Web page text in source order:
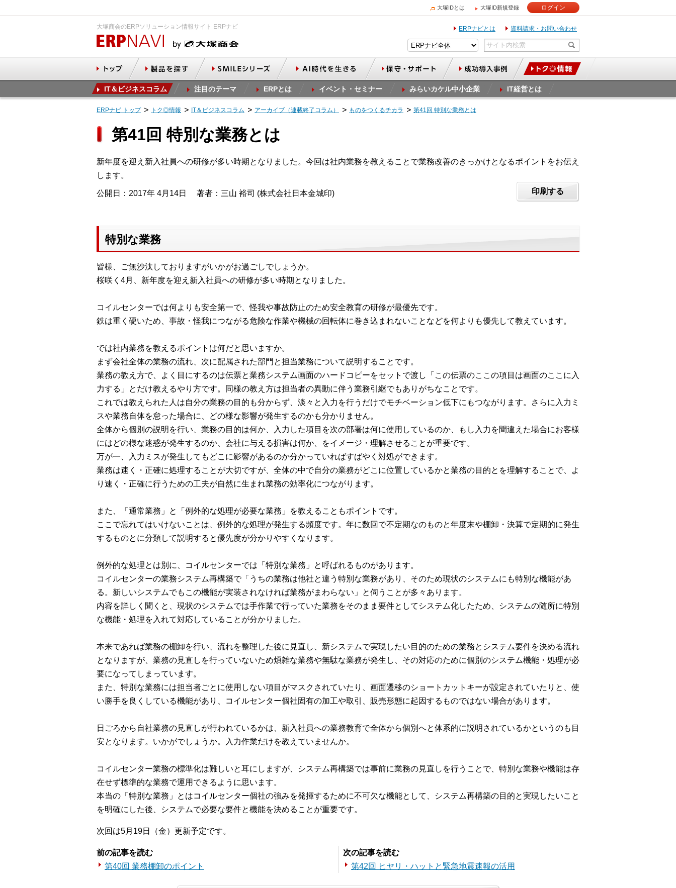
大塚IDとは 大塚ID新規登録 ログイン
大塚商会のERPソリューション情報サイト ERPナビ ERPナビとは 資料請求・お問い合わせ
IT＆ビジネスコラム 注目のテーマ ERPとは イベント・セミナー みらいカケル中小企業 IT経営とは
ERPナビ トップ トク◎情報 IT＆ビジネスコラム アーカイブ（連載終了コラム） ものをつくるチカラ 第41回 特別な業務とは
第41回 特別な業務とは
新年度を迎え新入社員への研修が多い時期となりました。今回は社内業務を教えることで業務改善のきっかけとなるポイントをお伝え
します。
公開日：2017年 4月14日 著者：三山 裕司 (株式会社日本金城印) 印刷する
特別な業務
皆様、ご無沙汰しておりますがいかがお過ごしでしょうか。
桜咲く4月、新年度を迎え新入社員への研修が多い時期となりました。
コイルセンターでは何よりも安全第一で、怪我や事故防止のため安全教育の研修が最優先です。
鉄は重く硬いため、事故・怪我につながる危険な作業や機械の回転体に巻き込まれないことなどを何よりも優先して教えています。
では社内業務を教えるポイントは何だと思いますか。
まず会社全体の業務の流れ、次に配属された部門と担当業務について説明することです。
業務の教え方で、よく目にするのは伝票と業務システム画面のハードコピーをセットで渡し「この伝票のここの項目は画面のここに入
力する」とだけ教えるやり方です。同様の教え方は担当者の異動に伴う業務引継でもありがちなことです。
これでは教えられた人は自分の業務の目的も分からず、淡々と入力を行うだけでモチベーション低下にもつながります。さらに入力ミ
スや業務自体を怠った場合に、どの様な影響が発生するのかも分かりません。
全体から個別の説明を行い、業務の目的は何か、入力した項目を次の部署は何に使用しているのか、もし入力を間違えた場合にお客様
にはどの様な迷惑が発生するのか、会社に与える損害は何か、をイメージ・理解させることが重要です。
万が一、入力ミスが発生してもどこに影響があるのか分かっていればすばやく対処ができます。
業務は速く・正確に処理することが大切ですが、全体の中で自分の業務がどこに位置しているかと業務の目的とを理解することで、よ
り速く・正確に行うための工夫が自然に生まれ業務の効率化につながります。
また、「通常業務」と「例外的な処理が必要な業務」を教えることもポイントです。
ここで忘れてはいけないことは、例外的な処理が発生する頻度です。年に数回で不定期なのものと年度末や棚卸・決算で定期的に発生
するものとに分類して説明すると優先度が分かりやすくなります。
例外的な処理とは別に、コイルセンターでは「特別な業務」と呼ばれるものがあります。
コイルセンターの業務システム再構築で「うちの業務は他社と違う特別な業務があり、そのため現状のシステムにも特別な機能があ
る。新しいシステムでもこの機能が実装されなければ業務がまわらない」と伺うことが多々あります。
内容を詳しく聞くと、現状のシステムでは手作業で行っていた業務をそのまま要件としてシステム化したため、システムの随所に特別
な機能・処理を入れて対応していることが分かりました。
本来であれば業務の棚卸を行い、流れを整理した後に見直し、新システムで実現したい目的のための業務とシステム要件を決める流れ
となりますが、業務の見直しを行っていないため煩雑な業務や無駄な業務が発生し、その対応のために個別のシステム機能・処理が必
要になってしまっています。
また、特別な業務には担当者ごとに使用しない項目がマスクされていたり、画面遷移のショートカットキーが設定されていたりと、使
い勝手を良くしている機能があり、コイルセンター個社固有の加工や取引、販売形態に起因するものではない場合があります。
日ごろから自社業務の見直しが行われているかは、新入社員への業務教育で全体から個別へと体系的に説明されているかというのも目
安となります。いかがでしょうか。入力作業だけを教えていませんか。
コイルセンター業務の標準化は難しいと耳にしますが、システム再構築では事前に業務の見直しを行うことで、特別な業務や機能は存
在せず標準的な業務で運用できるように思います。
本当の「特別な業務」とはコイルセンター個社の強みを発揮するために不可欠な機能として、システム再構築の目的と実現したいこと
を明確にした後、システムで必要な要件と機能を決めることが重要です。
次回は5月19日（金）更新予定です。
前の記事を読む
第40回 業務棚卸のポイント
次の記事を読む
第42回 ヒヤリ・ハットと緊急地震速報の活用